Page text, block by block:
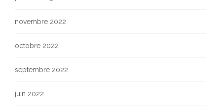
novembre 2022
octobre 2022
septembre 2022
juin 2022